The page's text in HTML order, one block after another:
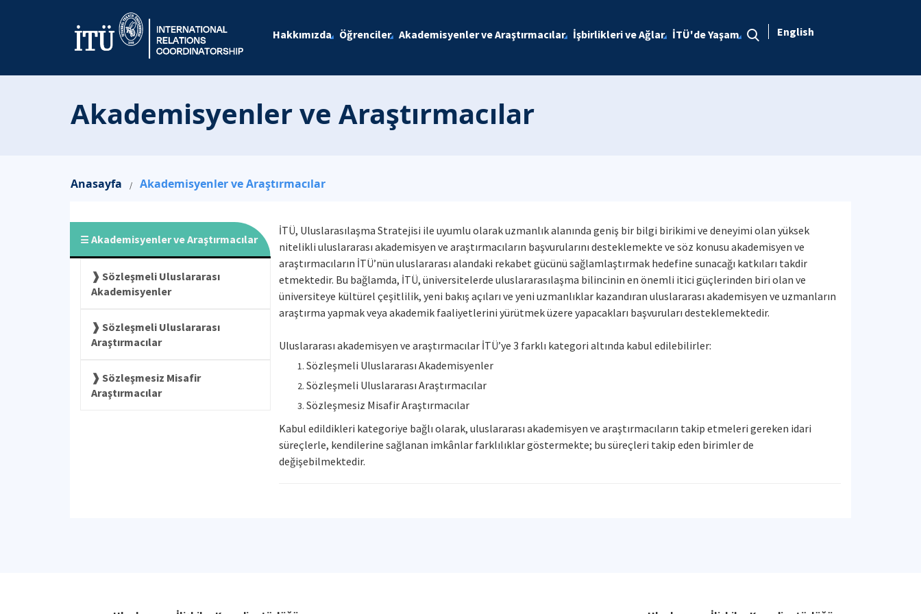
Hakkımızda Öğrenciler Akademisyenler ve Araştırmacılar İşbirlikleri ve Ağlar İTÜ'de Yaşam English
Akademisyenler ve Araştırmacılar
Anasayfa / Akademisyenler ve Araştırmacılar
Akademisyenler ve Araştırmacılar
Sözleşmeli Uluslararası
Akademisyenler
Sözleşmeli Uluslararası
Araştırmacılar
Sözleşmesiz Misafir
Araştırmacılar
İTÜ, Uluslarasılaşma Stratejisi ile uyumlu olarak uzmanlık alanında geniş bir bilgi birikimi ve deneyimi olan yüksek
nitelikli uluslararası akademisyen ve araştırmacıların başvurularını desteklemekte ve söz konusu akademisyen ve
araştırmacıların İTÜ’nün uluslararası alandaki rekabet gücünü sağlamlaştırmak hedefine sunacağı katkıları takdir
etmektedir. Bu bağlamda, İTÜ, üniversitelerde uluslararasılaşma bilincinin en önemli itici güçlerinden biri olan ve
üniversiteye kültürel çeşitlilik, yeni bakış açıları ve yeni uzmanlıklar kazandıran uluslararası akademisyen ve uzmanların
araştırma yapmak veya akademik faaliyetlerini yürütmek üzere yapacakları başvuruları desteklemektedir.
Uluslararası akademisyen ve araştırmacılar İTÜ’ye 3 farklı kategori altında kabul edilebilirler:
Sözleşmeli Uluslararası Akademisyenler
Sözleşmeli Uluslararası Araştırmacılar
Sözleşmesiz Misafir Araştırmacılar
Kabul edildikleri kategoriye bağlı olarak, uluslararası akademisyen ve araştırmacıların takip etmeleri gereken idari
süreçlerle, kendilerine sağlanan imkânlar farklılıklar göstermekte; bu süreçleri takip eden birimler de
değişebilmektedir.